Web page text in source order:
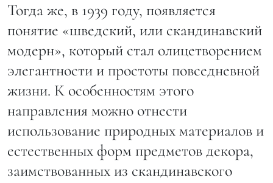
Тогда же, в 1939 году, появляется
понятие «шведский, или скандинавский
модерн», который стал олицетворением
элегантности и простоты повседневной
жизни. К особенностям этого
направления можно отнести
использование природных материалов и
естественных форм предметов декора,
заимствованных из скандинавского